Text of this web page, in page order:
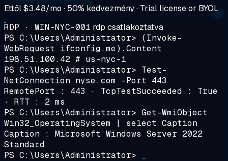
Ettől$3.48/mo · 50% kedvezmény · Trial license or BYOL
RDP · WIN-NYC-001 rdp csatlakoztatva
PS C:\Users\Administrator>
(Invoke-
WebRequest ifconfig.me).Content
198.51.100.42 # us-nyc-1
PS C:\Users\Administrator> Test-
NetConnection nyse.com -Port 443
RemotePort : 443 · TcpTestSucceeded : True
· RTT : 2 ms
PS C:\Users\Administrator> Get-WmiObject
Win32_OperatingSystem | select Caption
Caption : Microsoft Windows Server 2022
Standard
PS C:\Users\Administrator>